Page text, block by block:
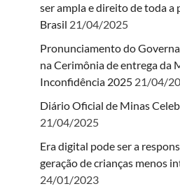
ser ampla e direito de toda a
Brasil 21/04/2025
Pronunciamento do
na Cerimônia de entrega da
Inconfidência 2025 21/04/
Diário Oficial de Minas
21/04/2025
Era digital pode ser a
geração de crianças menos
24/01/2023